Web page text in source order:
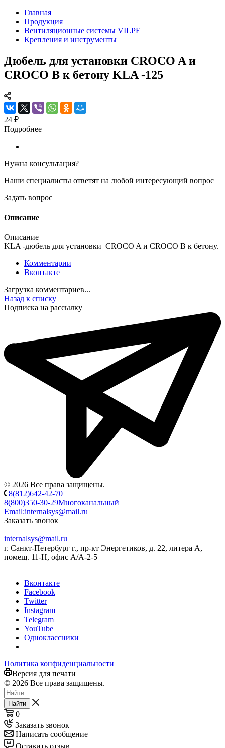
Главная
Продукция
Вентиляционные системы VILPE
Крепления и инструменты
Дюбель для установки CROCO A и
CROCO B к бетону KLA -125
24 ₽
Подробнее
Нужна консультация?
Наши специалисты ответят на любой интересующий вопрос
Задать вопрос
Описание
Описание
KLA -дюбель для установки CROCO A и CROCO B к бетону.
Комментарии
Вконтакте
Загрузка комментариев...
Назад к списку
Подписка на рассылку
© 2026 Все права защищены.
8(812)642-42-70
8(800)350-30-29Многоканальный
Email:internalsys@mail.ru
Заказать звонок
internalsys@mail.ru
г. Санкт-Петербург г., пр-кт Энергетиков, д. 22, литера А,
помещ. 11-Н, офис А/А-2-5
Вконтакте
Facebook
Twitter
Instagram
Telegram
YouTube
Одноклассники
Политика конфиденциальности
Версия для печати
© 2026 Все права защищены.
Найти
0
Заказать звонок
Написать сообщение